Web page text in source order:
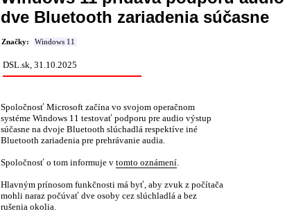
dve Bluetooth zariadenia súčasne
Značky: Windows 11
DSL.sk, 31.10.2025
Spoločnosť Microsoft začína vo svojom operačnom
systéme Windows 11 testovať podporu pre audio výstup
súčasne na dvoje Bluetooth slúchadlá respektíve iné
Bluetooth zariadenia pre prehrávanie audia.
Spoločnosť o tom informuje v tomto oznámení.
Hlavným prínosom funkčnosti má byť, aby zvuk z počítača
mohli naraz počúvať dve osoby cez slúchladlá a bez
rušenia okolia.